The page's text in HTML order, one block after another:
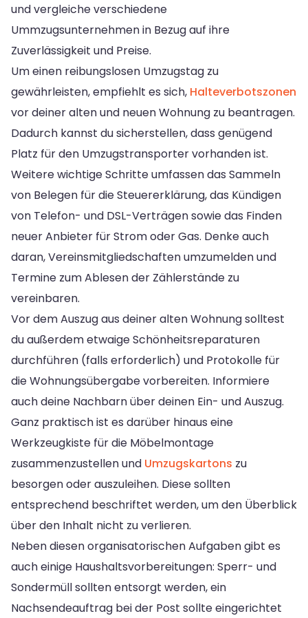
und vergleiche verschiedene
Ummzugsunternehmen in Bezug auf ihre
Zuverlässigkeit und Preise.
Um einen reibungslosen Umzugstag zu
gewährleisten, empfiehlt es sich, Halteverbotszonen
vor deiner alten und neuen Wohnung zu beantragen.
Dadurch kannst du sicherstellen, dass genügend
Platz für den Umzugstransporter vorhanden ist.
Weitere wichtige Schritte umfassen das Sammeln
von Belegen für die Steuererklärung, das Kündigen
von Telefon- und DSL-Verträgen sowie das Finden
neuer Anbieter für Strom oder Gas. Denke auch
daran, Vereinsmitgliedschaften umzumelden und
Termine zum Ablesen der Zählerstände zu
vereinbaren.
Vor dem Auszug aus deiner alten Wohnung solltest
du außerdem etwaige Schönheitsreparaturen
durchführen (falls erforderlich) und Protokolle für
die Wohnungsübergabe vorbereiten. Informiere
auch deine Nachbarn über deinen Ein- und Auszug.
Ganz praktisch ist es darüber hinaus eine
Werkzeugkiste für die Möbelmontage
zusammenzustellen und Umzugskartons zu
besorgen oder auszuleihen. Diese sollten
entsprechend beschriftet werden, um den Überblick
über den Inhalt nicht zu verlieren.
Neben diesen organisatorischen Aufgaben gibt es
auch einige Haushaltsvorbereitungen: Sperr- und
Sondermüll sollten entsorgt werden, ein
Nachsendeauftrag bei der Post sollte eingerichtet